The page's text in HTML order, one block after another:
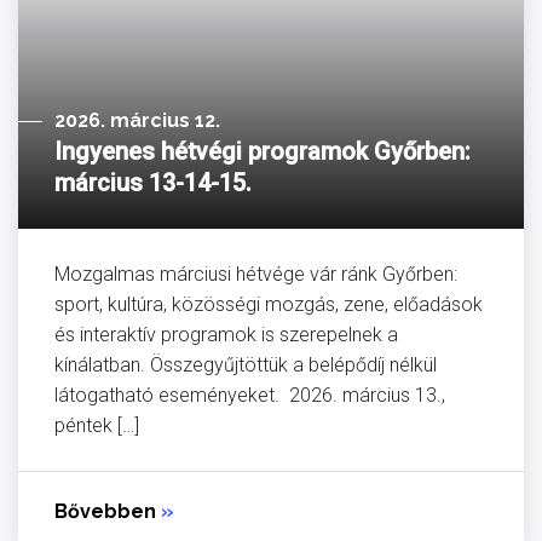
2026. március 12.
Ingyenes hétvégi programok Győrben:
március 13-14-15.
Mozgalmas márciusi hétvége vár ránk Győrben:
sport, kultúra, közösségi mozgás, zene, előadások
és interaktív programok is szerepelnek a
kínálatban. Összegyűjtöttük a belépődíj nélkül
látogatható eseményeket. 2026. március 13.,
péntek […]
Bővebben »